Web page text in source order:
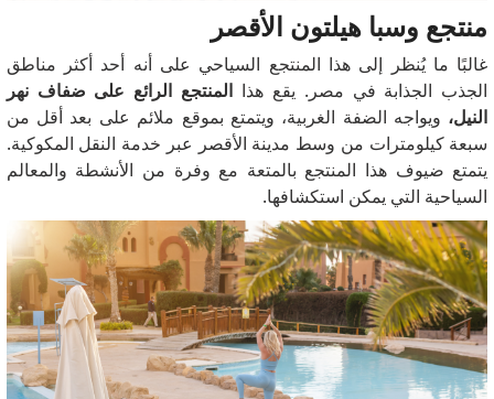
منتجع وسبا هيلتون الأقصر
غالبًا ما يُنظر إلى هذا المنتجع السياحي على أنه أحد أكثر مناطق
الجذب الجذابة في مصر. يقع هذا المنتجع الرائع على ضفاف نهر
النيل، ويواجه الضفة الغربية، ويتمتع بموقع ملائم على بعد أقل من
سبعة كيلومترات من وسط مدينة الأقصر عبر خدمة النقل المكوكية.
يتمتع ضيوف هذا المنتجع بالمتعة مع وفرة من الأنشطة والمعالم
السياحية التي يمكن استكشافها.